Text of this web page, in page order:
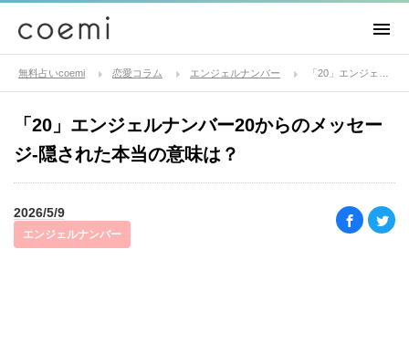
無料占いcoemi 恋愛コラム エンジェルナンバー
「20」エンジェルナンバー20からのメッセー
ジ-隠された本当の意味は？
2026/5/9
エンジェルナンバー